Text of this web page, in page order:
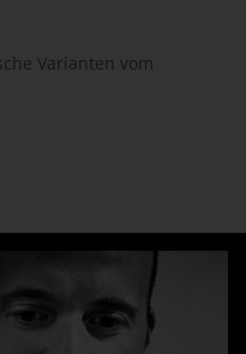
Varianten vom